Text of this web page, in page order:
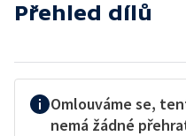
Přehled dílů
Omlouváme se,
nemá žádné